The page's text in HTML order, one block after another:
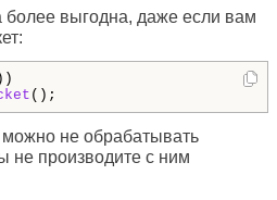
более выгодна, даже если вам
();
не обрабатывать
не производите с ним